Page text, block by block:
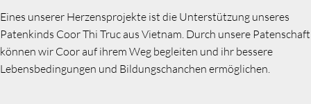
Eines unserer Herzensprojekte ist die Unterstützung unseres
Patenkinds Coor Thi Truc aus Vietnam. Durch unsere Patenschaft
können wir Coor auf ihrem Weg begleiten und ihr bessere
Lebensbedingungen und Bildungschanchen ermöglichen.